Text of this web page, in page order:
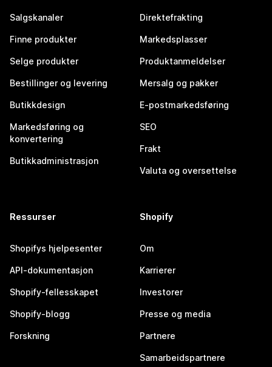
Salgskanaler
Finne produkter
Selge produkter
Bestillinger og levering
Butikkdesign
Markedsføring og
konvertering
Butikkadministrasjon
Direktefrakting
Markedsplasser
Produktanmeldelser
Mersalg og pakker
E-postmarkedsføring
SEO
Frakt
Valuta og oversettelse
Ressurser
Shopifys hjelpesenter
API-dokumentasjon
Shopify-fellesskapet
Shopify-blogg
Forskning
Shopify
Om
Karrierer
Investorer
Presse og media
Partnere
Samarbeidspartnere